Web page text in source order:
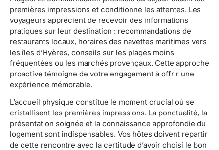
premières impressions et conditionne les attentes. Les
voyageurs apprécient de recevoir des informations
pratiques sur leur destination : recommandations de
restaurants locaux, horaires des navettes maritimes vers
les îles d’Hyères, conseils sur les plages moins
fréquentées ou les marchés provençaux. Cette approche
proactive témoigne de votre engagement à offrir une
expérience mémorable.
L’accueil physique constitue le moment crucial où se
cristallisent les premières impressions. La ponctualité, la
présentation soignée et la connaissance approfondie du
logement sont indispensables. Vos hôtes doivent repartir
de cette rencontre avec la certitude d’avoir choisi le bon